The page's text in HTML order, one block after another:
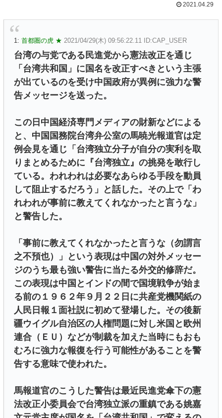
2021.04.29
1: 首都圏の虎 ★ 2021/04/29(木) 09:56:22.11 ID:CAP_USER
台湾の与党である民進党から憲法改正を通じ
「台湾共和国」に国名を改正すべきという主張
が出ているのを受け中国政府が異例に強力な警
告メッセージを送った。
この日中国経済専門メディアの財新などによる
と、中国国務院台湾弁公室の馬暁光報道官は定
例会見を通じ「台湾独立分子が自分の実利を取
りまとめるために『台湾独立』の挑発を敢行し
ている。われわれは必要なあらゆる手段を動員
して阻止するだろう」と話した。その上で「わ
れわれが事前に教えてくれなかったと言うな」
と警告した。
「事前に教えてくれなかったと言うな（勿謂言
之不預也）」という表現は中国の対外メッセー
ジのうち最も強い警告に当たる外交的修辞だ。
この表現は中国とインドの間で国境戦争が始ま
る前の１９６２年９月２２日に共産党機関紙の
人民日報１面社説に初めて登場した。その後新
疆ウイグル自治区の人権問題に対し米国と欧州
連合（ＥＵ）などが制裁を加えた当時にもおも
むろに強力な報復を行う可能性があることを警
告する意味で使われた。
馬報道官のこうした警告は最近民進党傘下の憲
法改正小委員会で台湾独立派の重鎮である姚嘉